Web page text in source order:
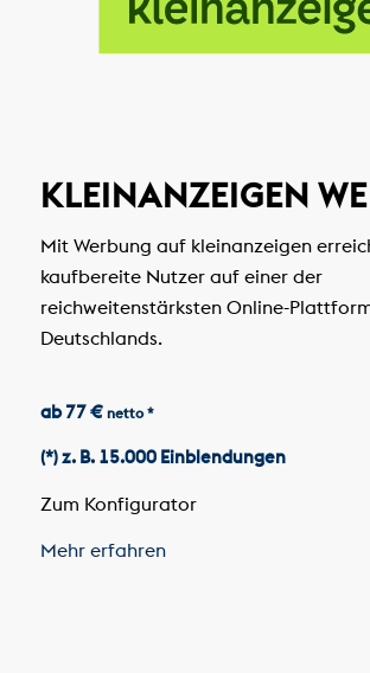
KLEINANZEIGEN
Mit Werbung auf kleinanzeigen
kaufbereite Nutzer auf einer der
reichweitenstärksten Online-
Deutschlands.
ab 77 € netto *
(*) z. B. 15.000 Einblendungen
Zum Konfigurator
Mehr erfahren